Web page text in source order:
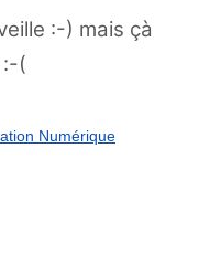
:-) mais çà
:-(
Numérique